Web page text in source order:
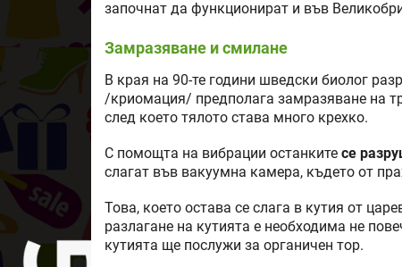
започнат да функционират и във
Замразяване и смилане
В края на 90-те години шведски биолог
/криомация/ предполага замразяване на
след което тялото става много крехко.
С помощта на вибрации останките се
слагат във вакуумна камера, където от
Това, което остава се слага в кутия от
разлагане на кутията е необходима не
кутията ще послужи за органичен тор.